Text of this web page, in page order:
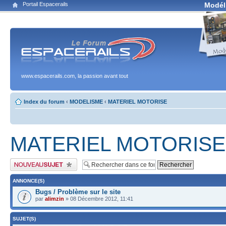
Portail Espacerails
www.espacerails.com, la passion avant tout
Index du forum ‹ MODELISME ‹ MATERIEL MOTORISE
MATERIEL MOTORISE
Publier un nouveau sujet
ANNONCE(S)
Bugs / Problème sur le site
par alimzin » 08 Décembre 2012, 11:41
SUJET(S)